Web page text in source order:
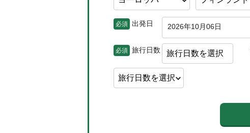
必須 出発日 2026年10月06日
必須 旅行日数 旅行日数を選択